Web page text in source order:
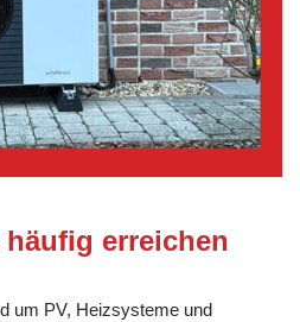
erreichen
um PV, Heizsysteme und